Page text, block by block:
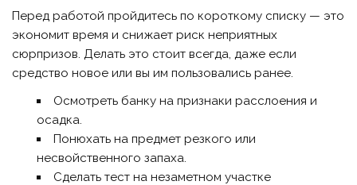
Перед работой пройдитесь по короткому списку — это
экономит время и снижает риск неприятных
сюрпризов. Делать это стоит всегда, даже если
средство новое или вы им пользовались ранее.
Осмотреть банку на признаки расслоения и
осадка.
Понюхать на предмет резкого или
несвойственного запаха.
Сделать тест на незаметном участке